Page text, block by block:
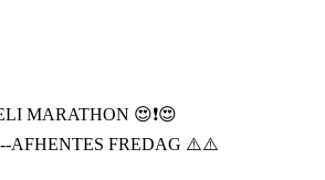
MARATHON 😍❗️😍
FREDAG ⚠️⚠️